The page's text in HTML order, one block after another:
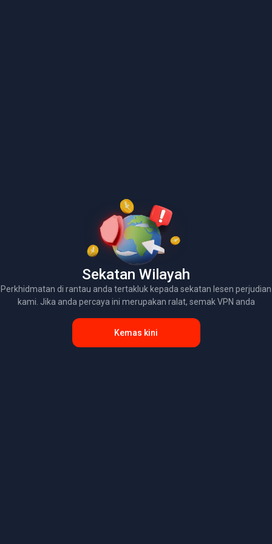
Sekatan Wilayah
Perkhidmatan di rantau anda tertakluk kepada sekatan lesen perjudian
kami. Jika anda percaya ini merupakan ralat, semak VPN anda
Kemas kini